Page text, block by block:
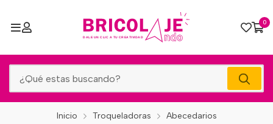
0
Inicio Troqueladoras Abecedarios